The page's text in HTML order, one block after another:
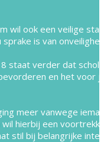
wil ook een veilige
is van
staat verder dat
en het voor
meer vanwege
wil hierbij een
stil bij belangrijke